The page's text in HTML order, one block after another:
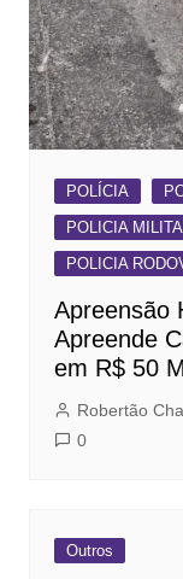
POLÍCIA
POLICIA
POLICIA
Apreensão
Apreende
em R$ 50
Robertão
0
Outros